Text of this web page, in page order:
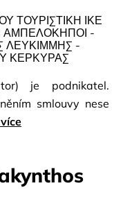
ΤΟΥΡΙΣΤΙΚΗ ΙΚΕ
ΑΜΠΕΛΟΚΗΠΟΙ -
ΛΕΥΚΙΜΜΗΣ -
ΚΕΡΚΥΡΑΣ
je podnikatel.
smlouvy nese